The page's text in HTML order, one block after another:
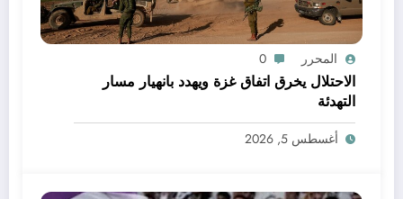
المحرر 0
الاحتلال يخرق اتفاق غزة ويهدد بانهيار مسار
التهدئة
أغسطس 5, 2026